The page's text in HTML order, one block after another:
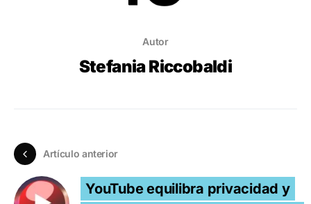
Autor
Stefania Riccobaldi
Artículo anterior
YouTube equilibra privacidad y